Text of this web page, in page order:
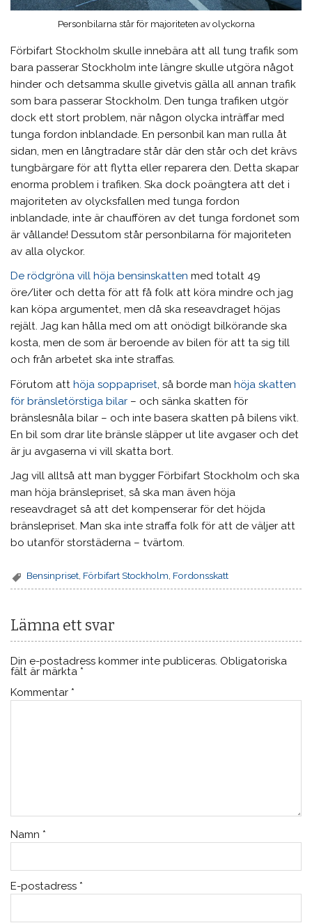
Personbilarna står för majoriteten av olyckorna
Förbifart Stockholm skulle innebära att all tung trafik som
bara passerar Stockholm inte längre skulle utgöra något
hinder och detsamma skulle givetvis gälla all annan trafik
som bara passerar Stockholm. Den tunga trafiken utgör
dock ett stort problem, när någon olycka inträffar med
tunga fordon inblandade. En personbil kan man rulla åt
sidan, men en långtradare står där den står och det krävs
tungbärgare för att flytta eller reparera den. Detta skapar
enorma problem i trafiken. Ska dock poängtera att det i
majoriteten av olycksfallen med tunga fordon
inblandade, inte är chauffören av det tunga fordonet som
är vållande! Dessutom står personbilarna för majoriteten
av alla olyckor.
De rödgröna vill höja bensinskatten med totalt 49
öre/liter och detta för att få folk att köra mindre och jag
kan köpa argumentet, men då ska reseavdraget höjas
rejält. Jag kan hålla med om att onödigt bilkörande ska
kosta, men de som är beroende av bilen för att ta sig till
och från arbetet ska inte straffas.
Förutom atthöja soppapriset, så borde manhöja skatten
för bränsletörstiga bilar – och sänka skatten för
bränslesnåla bilar – och inte basera skatten på bilens vikt.
En bil som drar lite bränsle släpper ut lite avgaser och det
är ju avgaserna vi vill skatta bort.
Jag vill alltså att man bygger Förbifart Stockholm och ska
man höja bränslepriset, så ska man även höja
reseavdraget så att det kompenserar för det höjda
bränslepriset. Man ska inte straffa folk för att de väljer att
bo utanför storstäderna – tvärtom.
Bensinpriset Förbifart Stockholm Fordonsskatt
Lämna ett svar
Din e-postadress kommer inte publiceras. Obligatoriska
fält är märkta *
Kommentar *
Namn *
E-postadress *